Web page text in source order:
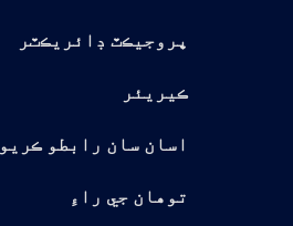
پروجيڪٽ ڊائريڪٽر
ڪيريئر
اسان سان رابطو ڪريو
توهان جي راءِ